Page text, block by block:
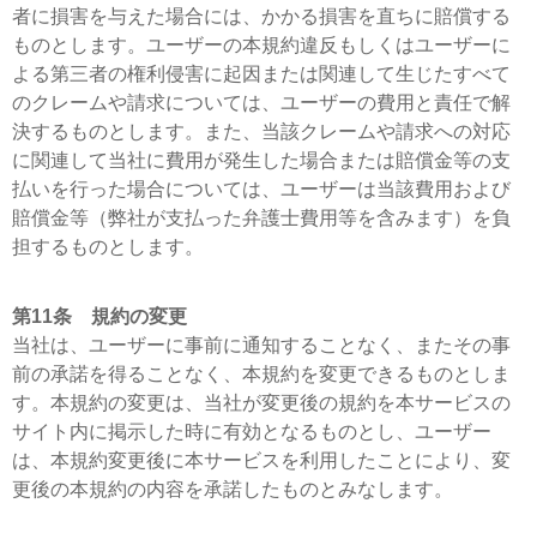
者に損害を与えた場合には、かかる損害を直ちに賠償する
ものとします。ユーザーの本規約違反もしくはユーザーに
よる第三者の権利侵害に起因または関連して生じたすべて
のクレームや請求については、ユーザーの費用と責任で解
決するものとします。また、当該クレームや請求への対応
に関連して当社に費用が発生した場合または賠償金等の支
払いを行った場合については、ユーザーは当該費用および
賠償金等（弊社が支払った弁護士費用等を含みます）を負
担するものとします。
第11条 規約の変更
当社は、ユーザーに事前に通知することなく、またその事
前の承諾を得ることなく、本規約を変更できるものとしま
す。本規約の変更は、当社が変更後の規約を本サービスの
サイト内に掲示した時に有効となるものとし、ユーザー
は、本規約変更後に本サービスを利用したことにより、変
更後の本規約の内容を承諾したものとみなします。